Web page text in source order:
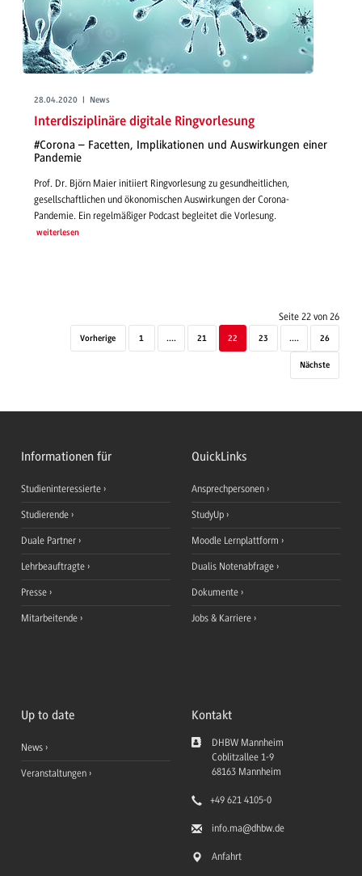
28.04.2020 | News
Interdisziplinäre digitale Ringvorlesung
#Corona – Facetten, Implikationen und Auswirkungen einer
Pandemie
Prof. Dr. Björn Maier initiiert Ringvorlesung zu gesundheitlichen,
gesellschaftlichen und ökonomischen Auswirkungen der Corona-
Pandemie. Ein regelmäßiger Podcast begleitet die Vorlesung.
weiterlesen
Seite 22 von 26
Vorherige 1 .... 21 22 23 .... 26
Nächste
Informationen für
Studieninteressierte
Studierende
Duale Partner
Lehrbeauftragte
Presse
Mitarbeitende
QuickLinks
Ansprechpersonen
StudyUp
Moodle Lernplattform
Dualis Notenabfrage
Dokumente
Jobs & Karriere
Up to date
News
Veranstaltungen
Kontakt
DHBW Mannheim
Coblitzallee 1-9
68163 Mannheim
+49 621 4105-0
info.ma@dhbw.de
Anfahrt